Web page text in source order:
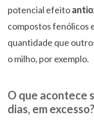
potencial efeito
compostos fenólicos
quantidade que
o milho, por exemplo.
O que acontece
dias, em excesso?